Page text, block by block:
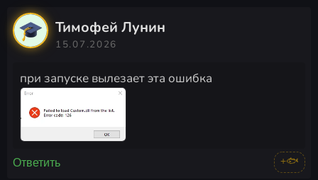
Тимофей Лунин
15.07.2026
при запуске вылезает эта ошибка
Ответить +🐟